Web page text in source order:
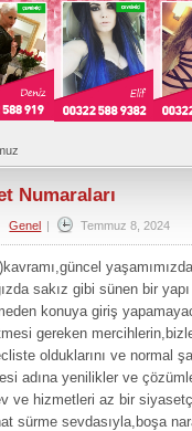
Numaraları
Genel | Temmuz 8, 2024
sakız gibi sünen bir
konuya giriş
gereken
olduklarını ve normal
adına yenilikler ve
ve hizmetleri az bir
sürme sevdasıyla,boşa